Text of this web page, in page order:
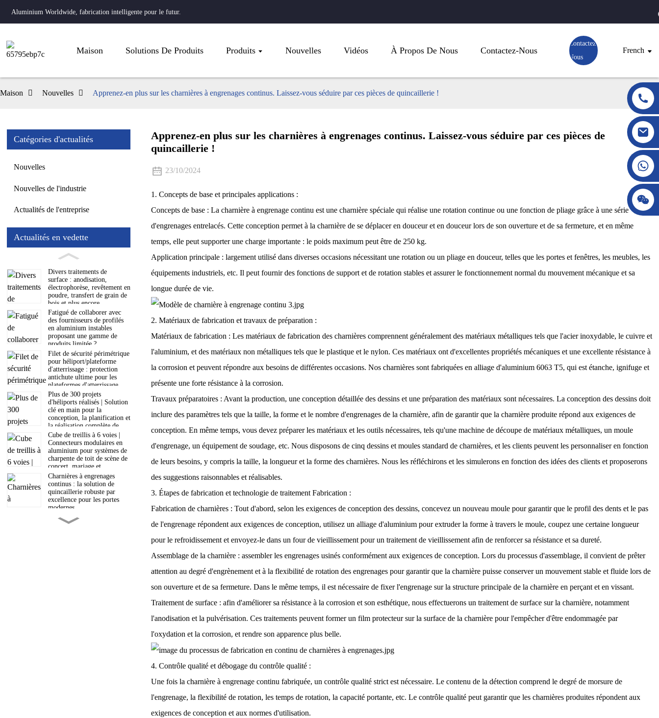
Aluminium Worldwide, fabrication intelligente pour le futur.
Maison Solutions De Produits Produits Nouvelles Vidéos À Propos De Nous Contactez-Nous
Contactez-
Nous
French
Maison Nouvelles Apprenez-en plus sur les charnières à engrenages continus. Laissez-vous séduire par ces pièces de quincaillerie !
Catégories d'actualités
Nouvelles
Nouvelles de l'industrie
Actualités de l'entreprise
Actualités en vedette
Divers traitements de
surface : anodisation,
électrophorèse, revêtement en
poudre, transfert de grain de
bois et plus encore
Fatigué de collaborer avec
des fournisseurs de profilés
en aluminium instables
proposant une gamme de
produits limitée ?
Filet de sécurité périmétrique
pour héliport/plateforme
d'atterrissage : protection
antichute ultime pour les
plateformes d'atterrissage
aéronautiques
Plus de 300 projets
d'héliports réalisés | Solution
clé en main pour la
conception, la planification et
la réalisation complète de
votre projet
Cube de treillis à 6 voies |
Connecteurs modulaires en
aluminium pour systèmes de
charpente de toit de scène de
concert, mariage et
exposition
Charnières à engrenages
continus : la solution de
quincaillerie robuste par
excellence pour les portes
modernes
Comprendre le processus
Apprenez-en plus sur les charnières à engrenages continus. Laissez-vous séduire par ces pièces de
quincaillerie !
23/10/2024
1. Concepts de base et principales applications :
Concepts de base : La charnière à engrenage continu est une charnière spéciale qui réalise une rotation continue ou une fonction de pliage grâce à une série
d'engrenages entrelacés. Cette conception permet à la charnière de se déplacer en douceur et en douceur lors de son ouverture et de sa fermeture, et en même
temps, elle peut supporter une charge importante : le poids maximum peut être de 250 kg.
Application principale : largement utilisé dans diverses occasions nécessitant une rotation ou un pliage en douceur, telles que les portes et fenêtres, les meubles, les
équipements industriels, etc. Il peut fournir des fonctions de support et de rotation stables et assurer le fonctionnement normal du mouvement mécanique et sa
longue durée de vie.
2. Matériaux de fabrication et travaux de préparation :
Matériaux de fabrication : Les matériaux de fabrication des charnières comprennent généralement des matériaux métalliques tels que l'acier inoxydable, le cuivre et
l'aluminium, et des matériaux non métalliques tels que le plastique et le nylon. Ces matériaux ont d'excellentes propriétés mécaniques et une excellente résistance à
la corrosion et peuvent répondre aux besoins de différentes occasions. Nos charnières sont fabriquées en alliage d'aluminium 6063 T5, qui est étanche, ignifuge et
présente une forte résistance à la corrosion.
Travaux préparatoires : Avant la production, une conception détaillée des dessins et une préparation des matériaux sont nécessaires. La conception des dessins doit
inclure des paramètres tels que la taille, la forme et le nombre d'engrenages de la charnière, afin de garantir que la charnière produite répond aux exigences de
conception. En même temps, vous devez préparer les matériaux et les outils nécessaires, tels qu'une machine de découpe de matériaux métalliques, un moule
d'engrenage, un équipement de soudage, etc. Nous disposons de cinq dessins et moules standard de charnières, et les clients peuvent les personnaliser en fonction
de leurs besoins, y compris la taille, la longueur et la forme des charnières. Nous les réfléchirons et les simulerons en fonction des idées des clients et proposerons
des suggestions raisonnables et réalisables.
3. Étapes de fabrication et technologie de traitement Fabrication :
Fabrication de charnières : Tout d'abord, selon les exigences de conception des dessins, concevez un nouveau moule pour garantir que le profil des dents et le pas
de l'engrenage répondent aux exigences de conception, utilisez un alliage d'aluminium pour extruder la forme à travers le moule, coupez une certaine longueur
pour le refroidissement et envoyez-le dans un four de vieillissement pour un traitement de vieillissement afin de renforcer sa résistance et sa dureté.
Assemblage de la charnière : assembler les engrenages usinés conformément aux exigences de conception. Lors du processus d'assemblage, il convient de prêter
attention au degré d'engrènement et à la flexibilité de rotation des engrenages pour garantir que la charnière puisse conserver un mouvement stable et fluide lors de
son ouverture et de sa fermeture. Dans le même temps, il est nécessaire de fixer l'engrenage sur la structure principale de la charnière en perçant et en vissant.
Traitement de surface : afin d'améliorer sa résistance à la corrosion et son esthétique, nous effectuerons un traitement de surface sur la charnière, notamment
l'anodisation et la pulvérisation. Ces traitements peuvent former un film protecteur sur la surface de la charnière pour l'empêcher d'être endommagée par
l'oxydation et la corrosion, et rendre son apparence plus belle.
4. Contrôle qualité et débogage du contrôle qualité :
Une fois la charnière à engrenage continu fabriquée, un contrôle qualité strict est nécessaire. Le contenu de la détection comprend le degré de morsure de
l'engrenage, la flexibilité de rotation, les temps de rotation, la capacité portante, etc. Le contrôle qualité peut garantir que les charnières produites répondent aux
exigences de conception et aux normes d'utilisation.